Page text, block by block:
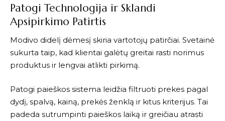
Patogi Technologija ir Sklandi
Apsipirkimo Patirtis
Modivo didelį dėmesį skiria vartotojų patirčiai. Svetainė
sukurta taip, kad klientai galėtų greitai rasti norimus
produktus ir lengvai atlikti pirkimą.
Patogi paieškos sistema leidžia filtruoti prekes pagal
dydį, spalvą, kainą, prekės ženklą ir kitus kriterijus. Tai
padeda sutrumpinti paieškos laiką ir greičiau atrasti